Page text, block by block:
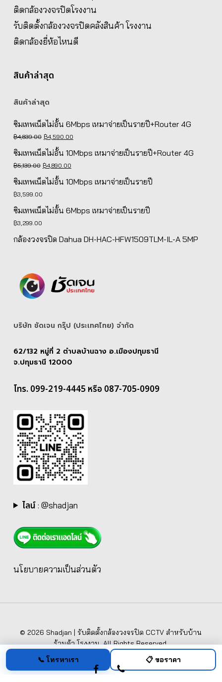
ติดกล้องวงจรปิดโรงงาน
รับติดตั้งกล้องวงจรปิดคลังสินค้า โรงงาน
ติดกล้องยี่ห้อไหนดี
สินค้าล่าสุด
สินค้าล่าสุด
ซิมเทพเน็ตไม่อั้น 6Mbps เหมาจ่ายเป็นรายปี+Router 4G
฿4,839.00 Original
price
฿4,839.00.
฿4,590.00Current
ซิมเทพเน็ตไม่อั้น 10Mbps เหมาจ่ายเป็นรายปี+Router 4G
฿5,139.00 Original
price
฿4,890.00Current
ซิมเทพเน็ตไม่อั้น 10Mbps เหมาจ่ายเป็นรายปี
฿3,599.00
ซิมเทพเน็ตไม่อั้น 6Mbps เหมาจ่ายเป็นรายปี
฿3,299.00
กล้องวงจรปิด Dahua DH-HAC-HFW1509TLM-IL-A 5MP
บริษัท ชัดเจน กรุ๊ป (ประเทศไทย) จํากัด
62/132 หมู่ที่ 2 ตำบลบ้านฉาง อ.เมืองปทุมธานี
จ.ปทุมธานี 12000
โทร. 099-219-4445 หรือ 087-705-0909
ไลน์: @shadjan
นโยบายความเป็นส่วนตัว
📞 โทรหาเรา 📋 ขอราคา
© 2026 Shadjan | รับติดตั้งกล้องวงจรปิด CCTV สำหรับบ้าน
ร้านค้า โรงงาน. All Rights Reserved.
facebookphone